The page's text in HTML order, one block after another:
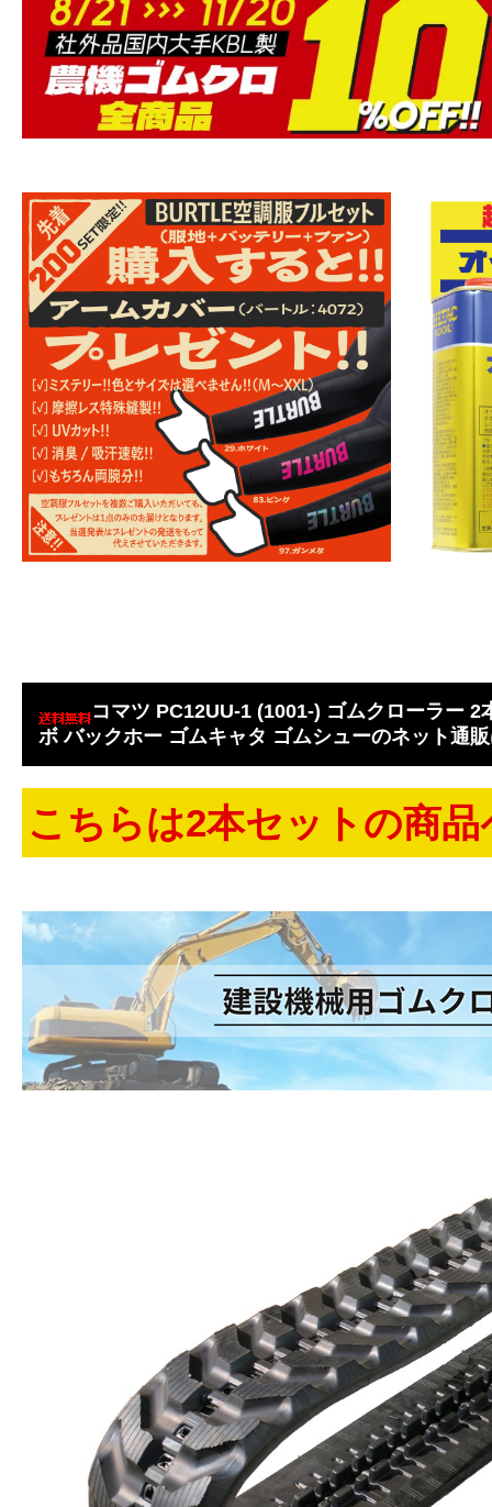
コマツ PC12UU-1 (1001-) ゴムクローラー 2
ボ バックホー ゴムキャタ ゴムシューのネット通
こちらは2本セットの商